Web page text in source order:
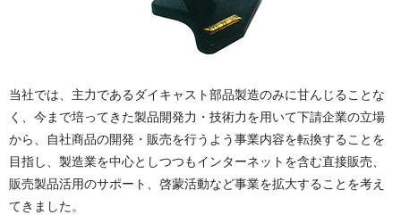
当社では、主力であるダイキャスト部品製造のみに甘んじることな
く、今まで培ってきた製品開発力・技術力を用いて下請企業の立場
から、自社商品の開発・販売を行うよう事業内容を転換することを
目指し、製造業を中心としつつもインターネットを含む直接販売、
販売製品活用のサポート、啓蒙活動など事業を拡大することを考え
てきました。